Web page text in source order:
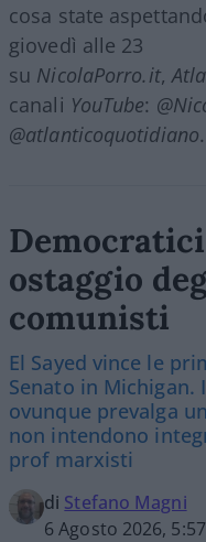
cosa state
giovedì alle 23
su NicolaPorro.it,
canali YouTube:
@atlanticoquotidiano.
ostaggio
comunisti
El Sayed vince le
Senato in Michigan.
ovunque prevalga
non intendono
prof marxisti
di Stefano Magni
6 Agosto 2026, 5:57